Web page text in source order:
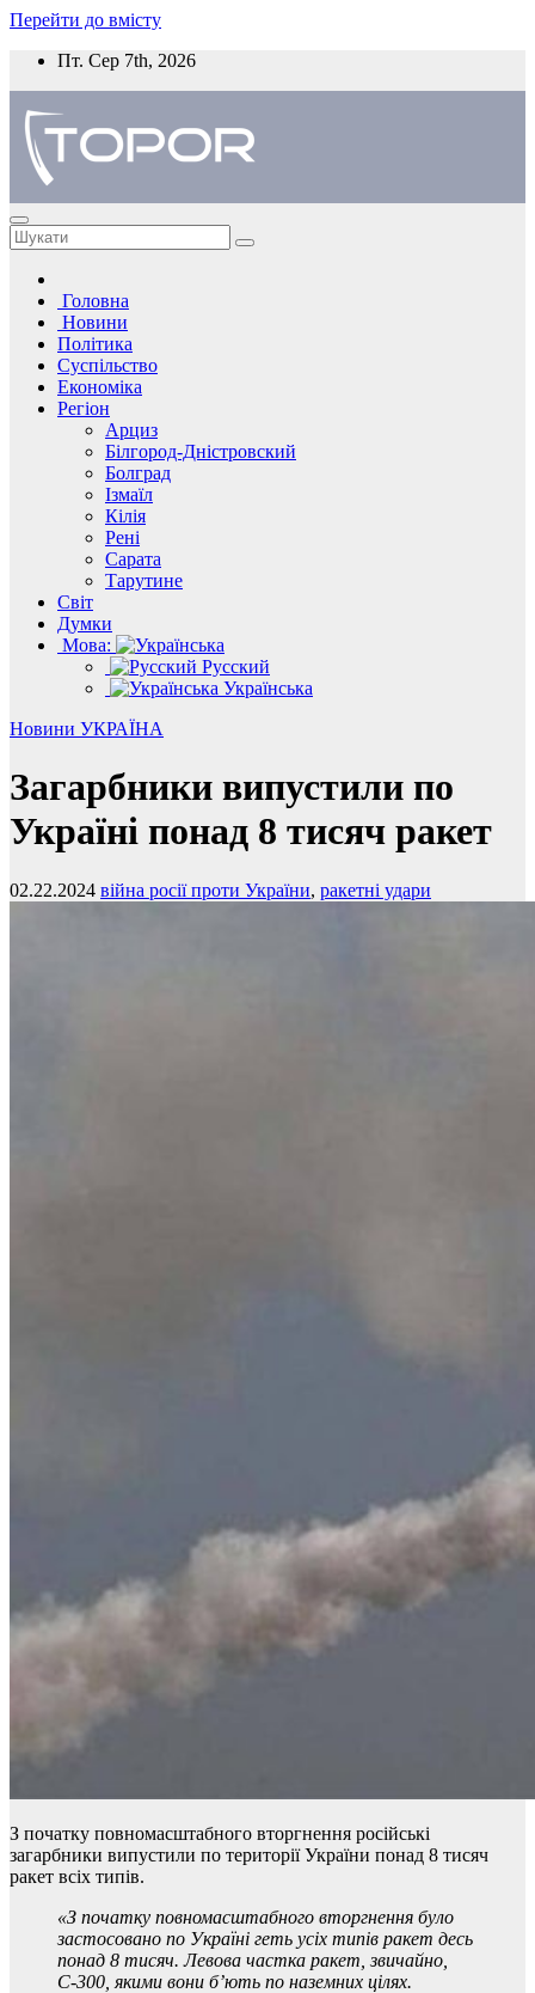
Перейти до вмісту
Пт. Сер 7th, 2026
Головна
Новини
Політика
Суспільство
Економіка
Регіон
Арциз
Білгород-Дністровский
Болград
Ізмаїл
Кілія
Рені
Сарата
Тарутине
Світ
Думки
Мова:
Русский
Українська
Новини УКРАЇНА
Загарбники випустили по
Україні понад 8 тисяч ракет
02.22.2024 війна росії проти України, ракетні удари
З початку повномасштабного вторгнення російські
загарбники випустили по території України понад 8 тисяч
ракет всіх типів.
«З початку повномасштабного вторгнення було
застосовано по Україні геть усіх типів ракет десь
понад 8 тисяч. Левова частка ракет, звичайно,
С-300, якими вони б’ють по наземних цілях.